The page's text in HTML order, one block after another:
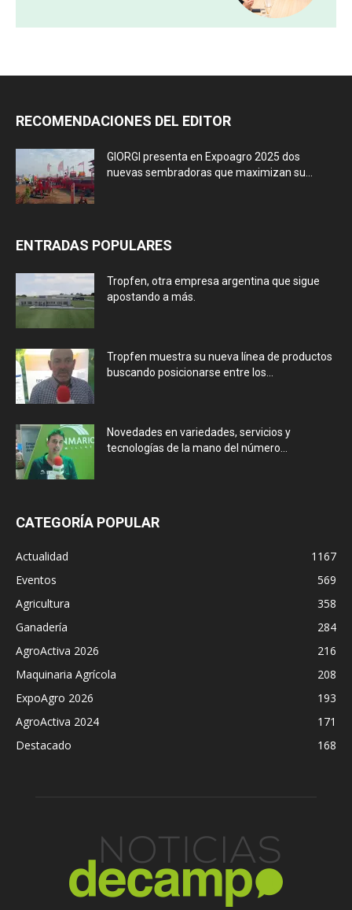
RECOMENDACIONES DEL EDITOR
GIORGI presenta en Expoagro 2025 dos
nuevas sembradoras que maximizan su...
ENTRADAS POPULARES
Tropfen, otra empresa argentina que sigue
apostando a más.
Tropfen muestra su nueva línea de productos
buscando posicionarse entre los...
Novedades en variedades, servicios y
tecnologías de la mano del número...
CATEGORÍA POPULAR
Actualidad
1167
Eventos
569
Agricultura
358
Ganadería
284
AgroActiva 2026
216
Maquinaria Agrícola
208
ExpoAgro 2026
193
AgroActiva 2024
171
Destacado
168